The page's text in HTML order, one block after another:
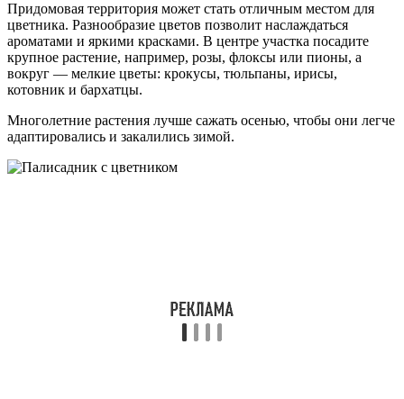
Придомовая территория может стать отличным местом для
цветника. Разнообразие цветов позволит наслаждаться
ароматами и яркими красками. В центре участка посадите
крупное растение, например, розы, флоксы или пионы, а
вокруг — мелкие цветы: крокусы, тюльпаны, ирисы,
котовник и бархатцы.
Многолетние растения лучше сажать осенью, чтобы они легче
адаптировались и закалились зимой.